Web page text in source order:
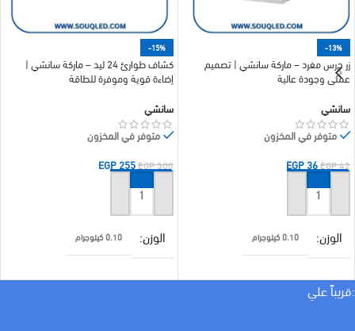
-13%
زر جرس مفرد – ماركة سانشي | تصميم
عملي وجودة عالية
سانشي
متوفر في المخزون
EGP42
EGP36
إضافة إلى السلة
الوزن 0.10 كيلوجرام
براند سانشي
-15%
كشاف طوارئ 24 ليد – ماركة سانشي |
إضاءة قوية وموفرة للطاقة
سانشي
متوفر في المخزون
EGP300
EGP255
إضافة إلى السلة
الوزن 0.10 كيلوجرام
براند سانشي :قريباً علي